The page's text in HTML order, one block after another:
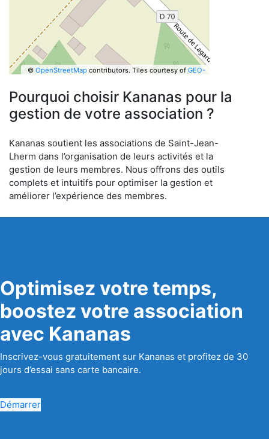
© OpenStreetMapcontributors. Tiles courtesy of GEO-
Pourquoi choisir Kananas pour la
gestion de votre association ?
Kananas soutient les associations de Saint-Jean-
Lherm dans l’organisation de leurs activités et la
gestion de leurs membres. Nous offrons des outils
complets et intuitifs pour optimiser la gestion et
améliorer l’expérience des membres.
Optimisez votre temps,
boostez votre association
avec Kananas
Inscrivez-vous gratuitement sur Kananas et profitez de 30
jours d’essai sans carte bancaire.
Démarrer